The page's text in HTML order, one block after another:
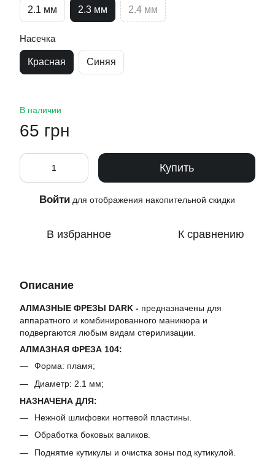
2.1 мм 2.3 мм 2.4 мм
Насечка
Красная Синяя
В наличии
65 грн
Купить
Войти для отображения накопительной скидки
В избранное К сравнению
Описание
АЛМАЗНЫЕ ФРЕЗЫ DARK - предназначены для
аппаратного и комбинированного маникюра и
подвергаются любым видам стерилизации.
АЛМАЗНАЯ ФРЕЗА 104:
Форма: пламя;
Диаметр: 2.1 мм;
НАЗНАЧЕНА ДЛЯ:
Нежной шлифовки ногтевой пластины.
Обработка боковых валиков.
Поднятие кутикулы и очистка зоны под кутикулой.